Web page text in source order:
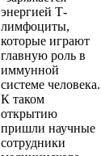
энергией Т-
лимфоциты,
которые играют
главную роль в
иммунной
системе человека.
К таком
открытию
пришли научные
сотрудники